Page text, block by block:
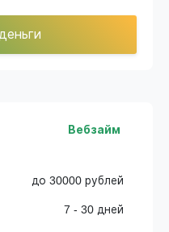
Вебзайм
до 30000 рублей
7 - 30 дней